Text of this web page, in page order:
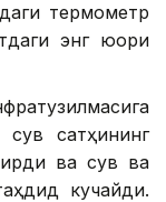
термометр
энг юқори
сатҳининг
ва сув ва
кучайди.